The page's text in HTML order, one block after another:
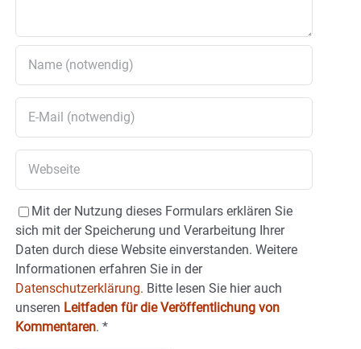
Mit der Nutzung dieses Formulars erklären Sie
sich mit der Speicherung und Verarbeitung Ihrer
Daten durch diese Website einverstanden. Weitere
Informationen erfahren Sie in der
Datenschutzerklärung. Bitte lesen Sie hier auch
unseren Leitfaden für die Veröffentlichung von
Kommentaren. *